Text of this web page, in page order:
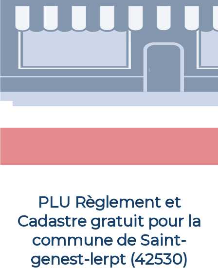
PLU Règlement et
Cadastre gratuit pour la
commune de Saint-
genest-lerpt(42530)